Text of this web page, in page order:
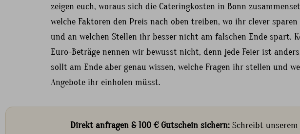
zeigen euch, woraus sich die Cateringkosten in Bonn
welche Faktoren den Preis nach oben treiben, wo ihr clever
und an welchen Stellen ihr besser nicht am falschen Ende spart.
Euro-Beträge nennen wir bewusst nicht, denn jede Feier ist
sollt am Ende aber genau wissen, welche Fragen ihr stellen und
Angebote ihr einholen müsst.
Direkt anfragen & 100 € Gutschein sichern:Schreibt unserem